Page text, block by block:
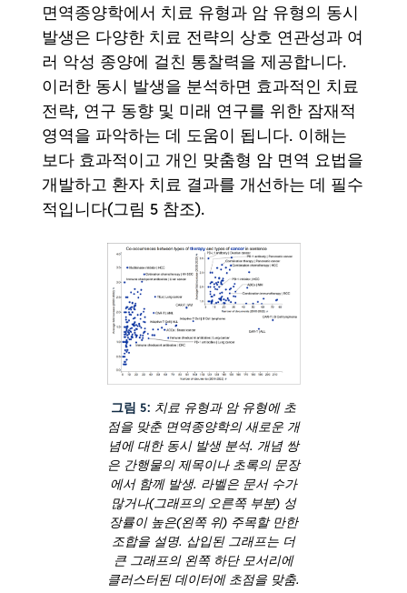
면역종양학에서 치료 유형과 암 유형의 동시
발생은 다양한 치료 전략의 상호 연관성과 여
러 악성 종양에 걸친 통찰력을 제공합니다.
이러한 동시 발생을 분석하면 효과적인 치료
전략, 연구 동향 및 미래 연구를 위한 잠재적
영역을 파악하는 데 도움이 됩니다. 이해는
보다 효과적이고 개인 맞춤형 암 면역 요법을
개발하고 환자 치료 결과를 개선하는 데 필수
적입니다(그림 5 참조).
그림 5: 치료 유형과 암 유형에 초
점을 맞춘 면역종양학의 새로운 개
념에 대한 동시 발생 분석. 개념 쌍
은 간행물의 제목이나 초록의 문장
에서 함께 발생. 라벨은 문서 수가
많거나(그래프의 오른쪽 부분) 성
장률이 높은(왼쪽 위) 주목할 만한
조합을 설명. 삽입된 그래프는 더
큰 그래프의 왼쪽 하단 모서리에
클러스터된 데이터에 초점을 맞춤.